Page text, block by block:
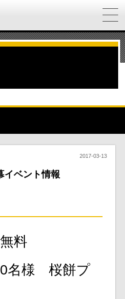
2017-03-13
イベント情報
料
名様 桜餅プ